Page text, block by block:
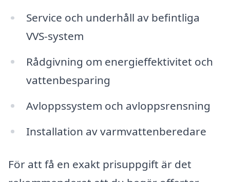
Service och underhåll av befintliga
VVS-system
Rådgivning om energieffektivitet och
vattenbesparing
Avloppssystem och avloppsrensning
Installation av varmvattenberedare
För att få en exakt prisuppgift är det